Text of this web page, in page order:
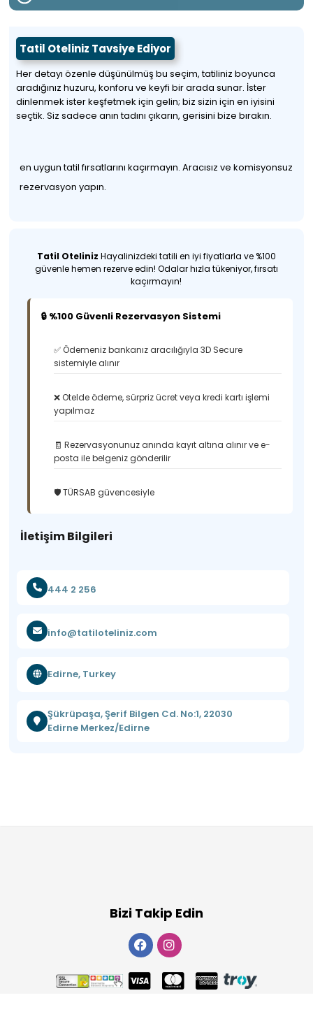
Tatil Oteliniz Tavsiye Ediyor
Her detayı özenle düşünülmüş bu seçim, tatiliniz boyunca
aradığınız huzuru, konforu ve keyfi bir arada sunar. İster
dinlenmek ister keşfetmek için gelin; biz sizin için en iyisini
seçtik. Siz sadece anın tadını çıkarın, gerisini bize bırakın.
en uygun tatil fırsatlarını kaçırmayın. Aracısız ve komisyonsuz
rezervasyon yapın.
Tatil Oteliniz Hayalinizdeki tatili en iyi fiyatlarla ve %100
güvenle hemen rezerve edin! Odalar hızla tükeniyor, fırsatı
kaçırmayın!
🔒 %100 Güvenli Rezervasyon Sistemi
✅ Ödemeniz bankanız aracılığıyla 3D Secure
sistemiyle alınır
❌ Otelde ödeme, sürpriz ücret veya kredi kartı işlemi
yapılmaz
🧾 Rezervasyonunuz anında kayıt altına alınır ve e-
posta ile belgeniz gönderilir
🛡️ TÜRSAB güvencesiyle
İletişim Bilgileri
444 2 256
info@tatiloteliniz.com
Edirne, Turkey
Şükrüpaşa, Şerif Bilgen Cd. No:1, 22030
Edirne Merkez/Edirne
Bizi Takip Edin